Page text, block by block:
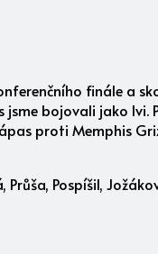
finále a
bojovali jako lvi.
proti Memphis
Pospíšil,